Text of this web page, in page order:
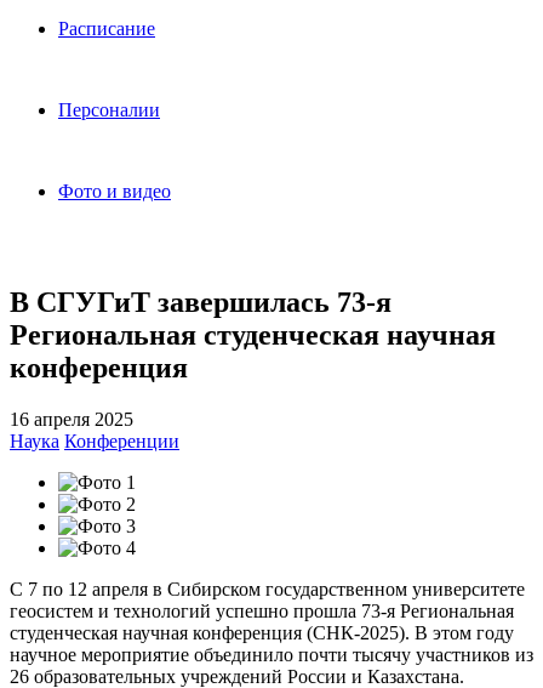
Расписание
Персоналии
Фото и видео
В СГУГиТ завершилась 73-я
Региональная студенческая научная
конференция
16 апреля 2025
Наука Конференции
С 7 по 12 апреля в Сибирском государственном университете
геосистем и технологий успешно прошла 73-я Региональная
студенческая научная конференция (СНК-2025). В этом году
научное мероприятие объединило почти тысячу участников из
26 образовательных учреждений России и Казахстана.